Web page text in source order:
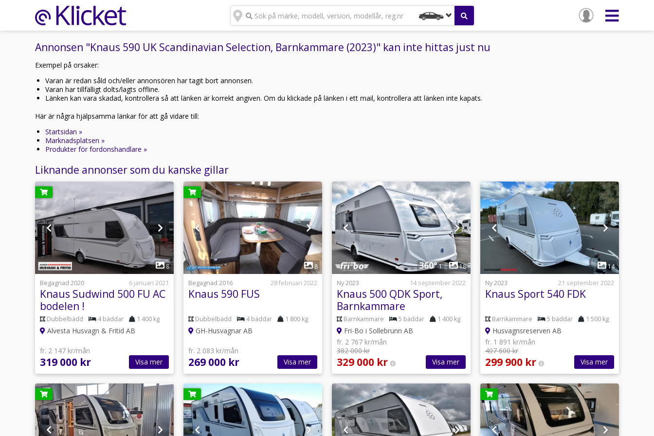
Sök på märke, modell, version, modellår, reg.nr
Annonsen "Knaus 590 UK Scandinavian Selection, Barnkammare (2023)" kan inte hittas just nu
Exempel på orsaker:
Varan är redan såld och/eller annonsören har tagit bort annonsen.
Varan har tillfälligt dolts/lagts offline.
Länken kan vara skadad, kontrollera så att länken är korrekt angiven. Om du klickade på länken i ett mail, kontrollera att länken inte kapats.
Här är några hjälpsamma länkar för att gå vidare till:
Startsidan »
Marknadsplatsen »
Produkter för fordonshandlare »
Liknande annonser som du kanske gillar
1
8
Begagnad 2020
6 januari 2021
Knaus Sudwind 500 FU AC
bodelen !
Dubbelbädd 4 bäddar 1 400 kg
Alvesta Husvagn & Fritid AB
fr. 2 147 kr/mån
319 000 kr Visa mer
1
8
Begagnad 2016
28 februari 2022
Knaus 590 FUS
Dubbelbädd 4 bäddar 1 800 kg
GH-Husvagnar AB
fr. 2 083 kr/mån
269 000 kr Visa mer
1 360°1
18
Ny 2023
14 september 2022
Knaus 500 QDK Sport,
Barnkammare
Barnkammare 5 bäddar 1 400 kg
Fri-Bo i Sollebrunn AB
fr. 2 767 kr/mån
382 000 kr
329 000 kr Visa mer
1
14
Ny 2023
21 september 2022
Knaus Sport 540 FDK
Barnkammare 5 bäddar 1 500 kg
Husvagnsreserven AB
fr. 1 891 kr/mån
407 600 kr
299 900 kr Visa mer